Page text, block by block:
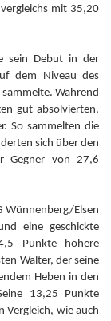
mit 35,20
sein Debut in der
dem Niveau des
Während
gut absolvierten,
So sammelten die
sich über den
Gegner von 27,6
Wünnenberg/Elsen
eine geschickte
Punkte höhere
Walter, der seine
Heben in den
13,25 Punkte
Vergleich, wie auch